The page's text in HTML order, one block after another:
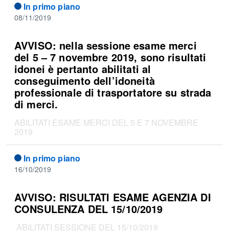
In primo piano
08/11/2019
AVVISO: nella sessione esame merci
del 5 – 7 novembre 2019, sono risultati
idonei è pertanto abilitati al
conseguimento dell’idoneità
professionale di trasportatore su strada
di merci.
ABILITATI ESAME MERCI DEL 5 E 7 NOVEMBRE
2019
In primo piano
16/10/2019
AVVISO: RISULTATI ESAME AGENZIA DI
CONSULENZA DEL 15/10/2019
ABILITATI SESSIONE DEL 15/10/2019